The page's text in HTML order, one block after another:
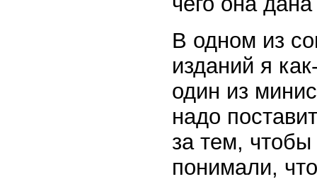
В одном из
изданий я
один из
надо
за тем,
понимали,